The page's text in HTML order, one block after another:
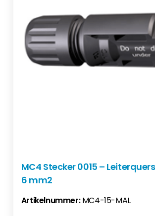
MC4 Stecker 0015 –
6 mm2
Artikelnummer:MC4-15-MAL